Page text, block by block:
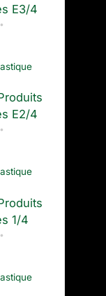
E3/4
•
E2/4
•
1/4
•